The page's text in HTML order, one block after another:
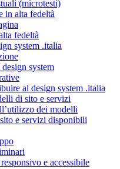
(microtesti)
in alta fedeltà
fedeltà
system .italia
system
al design system .italia
di sito e servizi
dei modelli
e servizi disponibili
e accessibile